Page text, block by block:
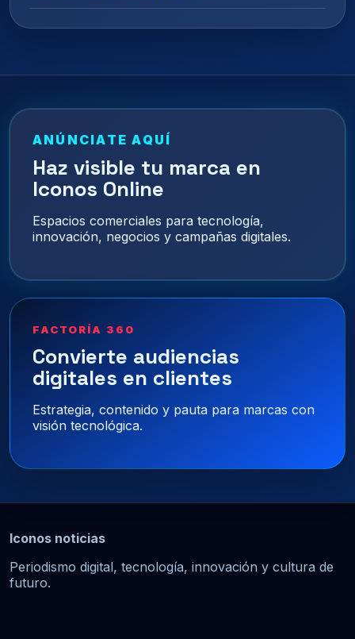
ANÚNCIATE AQUÍ
Haz visible tu marca en
Iconos Online
Espacios comerciales para tecnología,
innovación, negocios y campañas digitales.
FACTORÍA 360
Convierte audiencias
digitales en clientes
Estrategia, contenido y pauta para marcas con
visión tecnológica.
Iconos noticias
Periodismo digital, tecnología, innovación y cultura de
futuro.